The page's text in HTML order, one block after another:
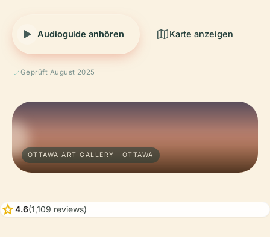
Audioguide anhören Karte anzeigen
Geprüft August 2025
OTTAWA ART GALLERY · OTTAWA
star4.6(1,109 reviews)